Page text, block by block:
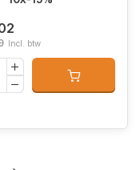
Incl. btw